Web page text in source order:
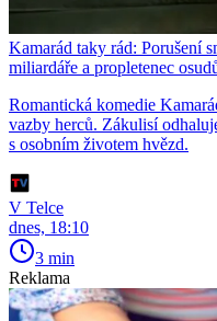
Kamarád taky rád: Porušení
miliardáře a propletenec
Romantická komedie
vazby herců. Zákulisí
s osobním životem hvězd.
V Telce
dnes, 18:10
3 min
Reklama